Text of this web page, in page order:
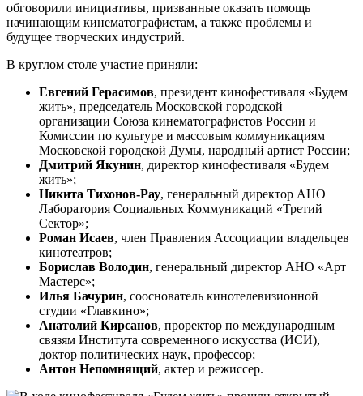
обговорили инициативы, призванные оказать помощь
начинающим кинематографистам, а также проблемы и
будущее творческих индустрий.
В круглом столе участие приняли:
Евгений Герасимов, президент кинофестиваля «Будем
жить», председатель Московской городской
организации Союза кинематографистов России и
Комиссии по культуре и массовым коммуникациям
Московской городской Думы, народный артист России;
Дмитрий Якунин, директор кинофестиваля «Будем
жить»;
Никита Тихонов-Рау, генеральный директор АНО
Лаборатория Социальных Коммуникаций «Третий
Сектор»;
Роман Исаев, член Правления Ассоциации владельцев
кинотеатров;
Борислав Володин, генеральный директор АНО «Арт
Мастерс»;
Илья Бачурин, сооснователь кинотелевизионной
студии «Главкино»;
Анатолий Кирсанов, проректор по международным
связям Института современного искусства (ИСИ),
доктор политических наук, профессор;
Антон Непомнящий, актер и режиссер.